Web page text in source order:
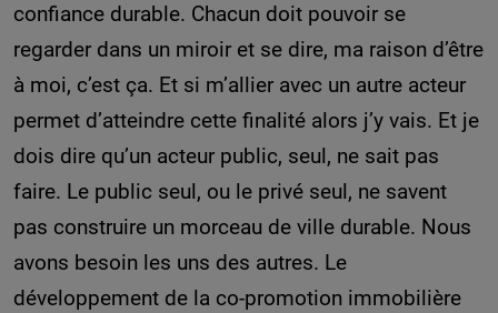
confiance durable. Chacun doit pouvoir se
regarder dans un miroir et se dire, ma raison d’être
à moi, c’est ça. Et si m’allier avec un autre acteur
permet d’atteindre cette finalité alors j’y vais. Et je
dois dire qu’un acteur public, seul, ne sait pas
faire. Le public seul, ou le privé seul, ne savent
pas construire un morceau de ville durable. Nous
avons besoin les uns des autres. Le
développement de la co-promotion immobilière